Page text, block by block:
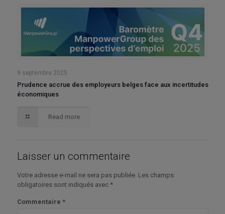
9 septembre 2025
Prudence accrue des employeurs belges face aux incertitudes
économiques
Read more
Laisser un commentaire
Votre adresse e-mail ne sera pas publiée. Les champs
obligatoires sont indiqués avec *
Commentaire *